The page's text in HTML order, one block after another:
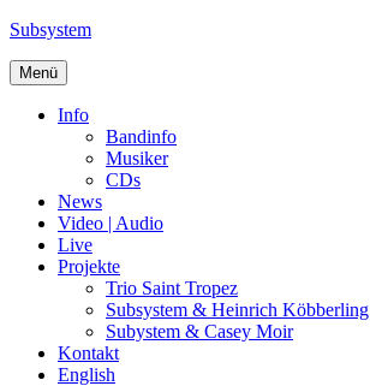
Zum
springen
Subsystem
Menü
Info
Bandinfo
Musiker
CDs
News
Video | Audio
Live
Projekte
Trio Saint Tropez
Subsystem & Heinrich Köbberling
Subystem & Casey Moir
Kontakt
English